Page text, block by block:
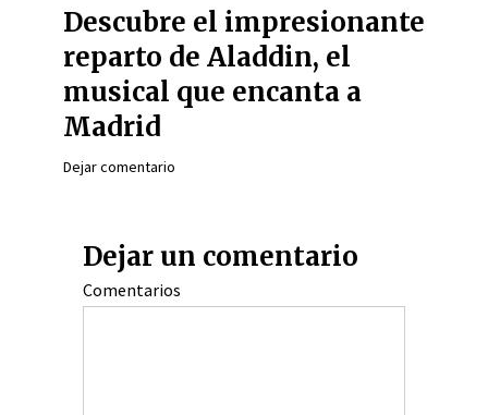
Descubre el impresionante
reparto de Aladdin, el
musical que encanta a
Madrid
Dejar comentario
Dejar un comentario
Comentarios